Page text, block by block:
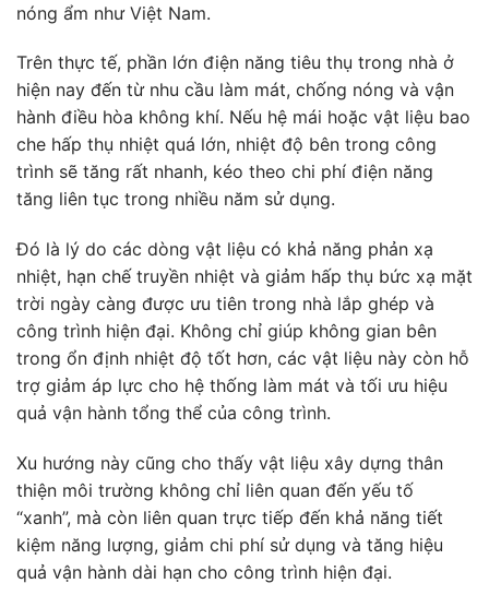
nóng ẩm như Việt Nam.
Trên thực tế, phần lớn điện năng tiêu thụ trong nhà ở
hiện nay đến từ nhu cầu làm mát, chống nóng và vận
hành điều hòa không khí. Nếu hệ mái hoặc vật liệu bao
che hấp thụ nhiệt quá lớn, nhiệt độ bên trong công
trình sẽ tăng rất nhanh, kéo theo chi phí điện năng
tăng liên tục trong nhiều năm sử dụng.
Đó là lý do các dòng vật liệu có khả năng phản xạ
nhiệt, hạn chế truyền nhiệt và giảm hấp thụ bức xạ mặt
trời ngày càng được ưu tiên trong nhà lắp ghép và
công trình hiện đại. Không chỉ giúp không gian bên
trong ổn định nhiệt độ tốt hơn, các vật liệu này còn hỗ
trợ giảm áp lực cho hệ thống làm mát và tối ưu hiệu
quả vận hành tổng thể của công trình.
Xu hướng này cũng cho thấy vật liệu xây dựng thân
thiện môi trường không chỉ liên quan đến yếu tố
“xanh”, mà còn liên quan trực tiếp đến khả năng tiết
kiệm năng lượng, giảm chi phí sử dụng và tăng hiệu
quả vận hành dài hạn cho công trình hiện đại.